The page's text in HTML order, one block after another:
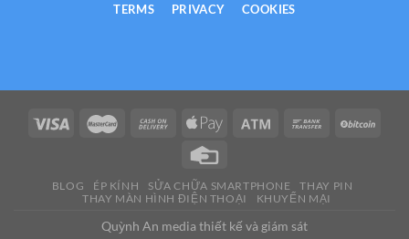
TERMS PRIVACY COOKIES
BLOG ÉP KÍNH SỬA CHỮA SMARTPHONE
THAY PIN
THAY MÀN HÌNH ĐIỆN THOẠI
KHUYẾN MẠI
Quỳnh An media thiết kế và giám sát